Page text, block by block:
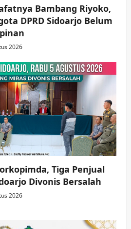
Bambang Riyoko,
DPRD Sidoarjo Belum
2026
Tiga Penjual
Divonis Bersalah
2026